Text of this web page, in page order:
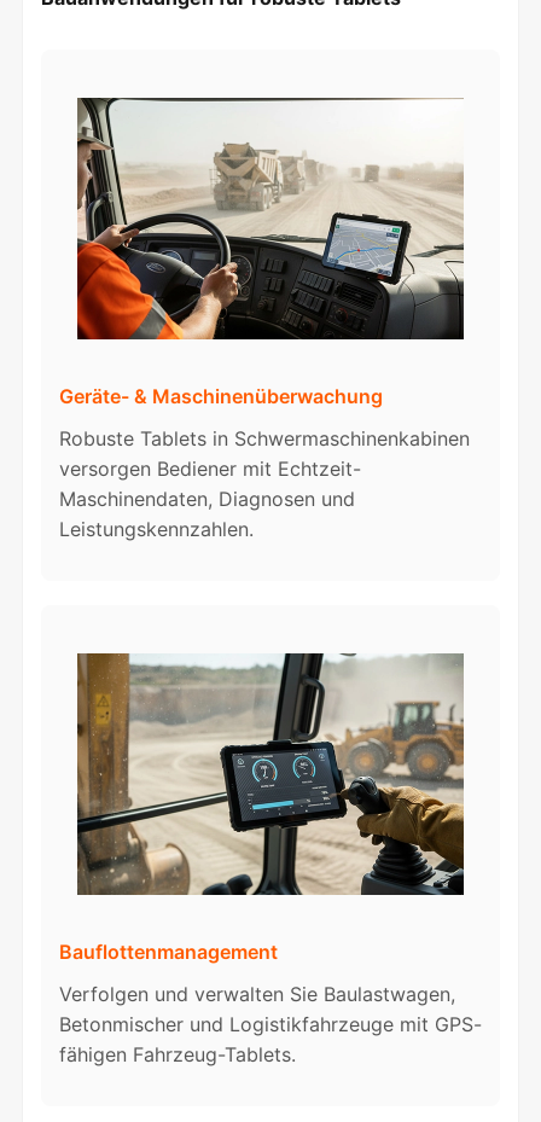
Geräte- & Maschinenüberwachung
Robuste Tablets in Schwermaschinenkabinen
versorgen Bediener mit Echtzeit-
Maschinendaten, Diagnosen und
Leistungskennzahlen.
Bauflottenmanagement
Verfolgen und verwalten Sie Baulastwagen,
Betonmischer und Logistikfahrzeuge mit GPS-
fähigen Fahrzeug-Tablets.